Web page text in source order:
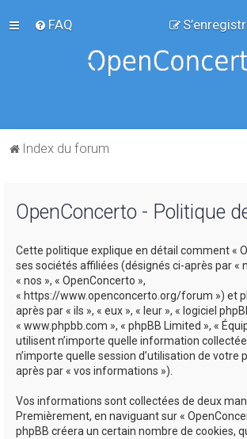
FAQ
Index du forum
OpenConcerto - Politique
Cette politique explique en détail comment «
ses sociétés affiliées (désignés ci-après par «
« nos », « OpenConcerto »,
« https://www.openconcerto.org/forum ») et
après par « ils », « eux », « leur », « logiciel
« www.phpbb.com », « phpBB Limited », «
utilisent n’importe quelle information
n’importe quelle session d’utilisation de votre
après par « vos informations »).
Vos informations sont collectées de deux
Premièrement, en naviguant sur «
phpBB créera un certain nombre de cookies,